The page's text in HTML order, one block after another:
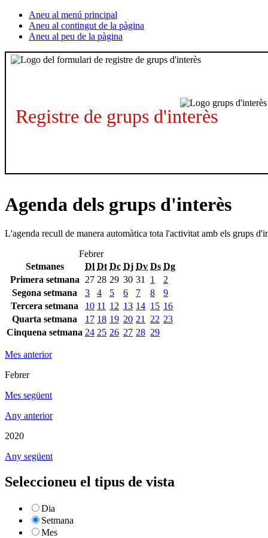
Aneu al menú principal
Aneu al contingut de la pàgina
Aneu al peu de la pàgina
Registre de grups d'interès
Agenda dels grups d'interès
L'agenda recull de manera automàtica tota l'activitat amb els grups
Febrer
Setmanes
Dl Dt Dc Dj Dv Ds Dg
Primera setmana
27 28 29 30 31 1
2
Segona setmana
3 4 5 6 7 8
9
Tercera setmana
10 11 12 13 14 15 16
Quarta setmana
17 18 19 20 21 22 23
Cinquena setmana 24 25 26 27 28 29
Mes anterior
Febrer
Mes següent
Any anterior
2020
Any següent
Seleccioneu el tipus de vista
Dia
Setmana
Mes